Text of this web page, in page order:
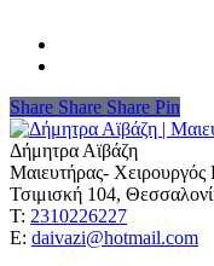
Share
Share Share Share Pin
Δήμητρα Αϊβάζη
Μαιευτήρας-
Τσιμισκή 104,
Τ: 2310226227
Ε: daivazi@hotmail.com